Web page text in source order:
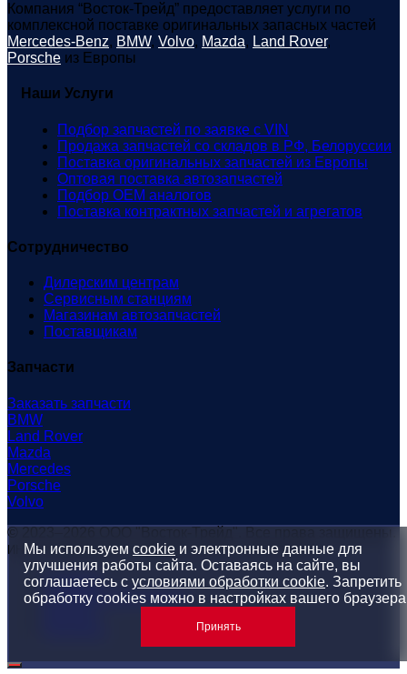
Компания “Восток-Трейд” предоставляет услуги по
комплексной поставке оригинальных запасных частей
Mercedes-Benz, BMW, Volvo, Mazda, Land Rover,
Porsche из Европы
Наши Услуги
Подбор запчастей по заявке с VIN
Продажа запчастей со складов в РФ, Белоруссии
Поставка оригинальных запчастей из Европы
Оптовая поставка автозапчастей
Подбор OEM аналогов
Поставка контрактных запчастей и агрегатов
Сотрудничество
Дилерским центрам
Сервисным станциям
Магазинам автозапчастей
Поставщикам
Запчасти
Заказать запчасти
BMW
Land Rover
Mazda
Mercedes
Porsche
Volvo
© 2023–2026 ООО "Восток-Трейд". Все права защищены.
ИНН: 7814607069 КПП: 780201001 ОГРН: 1147847114557
Главная
Конфиденциальность
Мы используем cookie и электронные данные для
улучшения работы сайта. Оставаясь на сайте, вы
соглашаетесь с условиями обработки cookie. Запретить
обработку cookies можно в настройках вашего
Принять